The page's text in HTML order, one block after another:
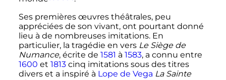
Ses premières œuvres théâtrales, peu
appréciées de son vivant, ont pourtant donné
lieu à de nombreuses imitations. En
particulier, la tragédie en vers Le Siège de
Numance, écrite de 1581 à 1583, a connu entre
1600 et 1813cinq imitations sous des titres
divers et a inspiré à Lope de Vega La Sainte